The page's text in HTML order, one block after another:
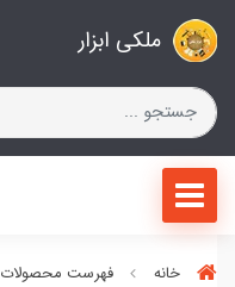
ملکی ابزار
خانه فهرست محصولات